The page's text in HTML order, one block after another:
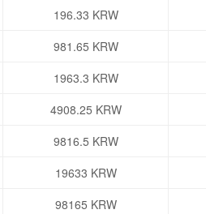
196.33 KRW
981.65 KRW
1963.3 KRW
4908.25 KRW
9816.5 KRW
19633 KRW
98165 KRW